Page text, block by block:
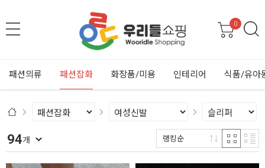
0
패션의류 패션잡화 화장품/미용 인테리어 식품/유아
94개 랭킹순